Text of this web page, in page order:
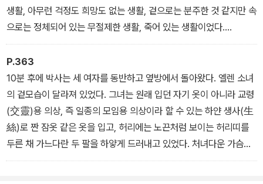
이 더 어울리는 외로움은 부지불식간에 더 이상 바랄 수 없을 정도의
깊이가 되어 공포를 느낄 정도까지 되었다. 이 공포야말로 용기의 원
천이었다. …… 그는 계속해서 위로, 하늘을 향해 올라갔다.
(중)
생활, 아무런 걱정도 희망도 없는 생활, 겉으로는 분주한 것 같지만 속
으로는 정체되어 있는 무절제한 생활, 죽어 있는 생활이었다.
(하)
P.363
10분 후에 박사는 세 여자를 동반하고 옆방에서 돌아왔다. 엘렌 소녀
의 겉모습이 달라져 있었다. 그녀는 원래 입던 자기 옷이 아니라 교령
(交靈)용 의상, 즉 일종의 모임용 의상이라 할 수 있는 하얀 생사(生
絲)로 짠 잠옷 같은 옷을 입고, 허리에는 노끈처럼 보이는 허리띠를
두른 채 가느다란 두 팔을 하얗게 드러내고 있었다. 처녀다운 가슴의
곡선이 옷감에 부드럽고 선연하게 드러나 있는 걸 보면, 옷 속에 아무